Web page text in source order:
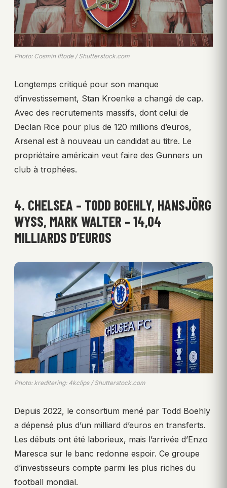
Photo: Cosmin Iftode / Shutterstock.com
Longtemps critiqué pour son manque
d’investissement, Stan Kroenke a changé de cap.
Avec des recrutements massifs, dont celui de
Declan Rice pour plus de 120 millions d’euros,
Arsenal est à nouveau un candidat au titre. Le
propriétaire américain veut faire des Gunners un
club à trophées.
4. CHELSEA – TODD BOEHLY, HANSJÖRG
WYSS, MARK WALTER – 14,04
MILLIARDS D’EUROS
Photo: kreditering: 4kclips / Shutterstock.com
Depuis 2022, le consortium mené par Todd Boehly
a dépensé plus d’un milliard d’euros en transferts.
Les débuts ont été laborieux, mais l’arrivée d’Enzo
Maresca sur le banc redonne espoir. Ce groupe
d’investisseurs compte parmi les plus riches du
football mondial.